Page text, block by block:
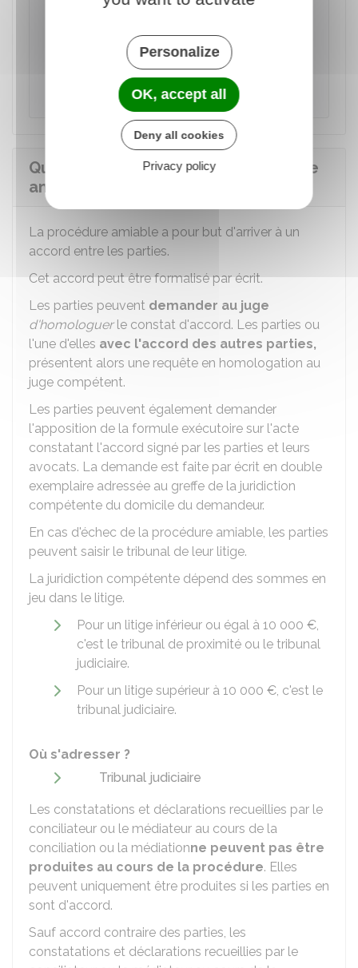
prescription recommence courir à partir de la
fin de la médiation, de la conciliation ou du
terme de la procédure participative pour une
durée qui ne peut pas être inférieure à 6 mois.
Quels sont les effets de la procédure
amiable ?
La procédure amiable a pour but d'arriver à un
accord entre les parties.
Cet accord peut être formalisé par écrit.
Les parties peuvent demander au juge
d'homologuerle constat d'accord. Les parties ou
l'une d'elles avec l'accord des autres parties,
présentent alors une requête en homologation au
juge compétent.
Les parties peuvent également demander
l'apposition de la formule exécutoire sur l'acte
constatant l'accord signé par les parties et leurs
avocats. La demande est faite par écrit en double
exemplaire adressée au greffe de la juridiction
compétente du domicile du demandeur.
En cas d'échec de la procédure amiable, les parties
peuvent saisir le tribunal de leur litige.
La juridiction compétente dépend des sommes en
jeu dans le litige.
Pour un litige inférieur ou égal à 10 000 €,
c'est le tribunal de proximité ou le tribunal
judiciaire.
Pour un litige supérieur à 10 000 €, c'est le
tribunal judiciaire.
Où s'adresser ?
Tribunal judiciaire
Les constatations et déclarations recueillies par le
conciliateur ou le médiateur au cours de la
conciliation ou la médiationne peuvent pas être
produites au cours de la procédure. Elles
peuvent uniquement être produites si les parties en
sont d'accord.
Sauf accord contraire des parties, les
constatations et déclarations recueillies par le
Personalize
OK, accept all
Deny all cookies
Privacy policy